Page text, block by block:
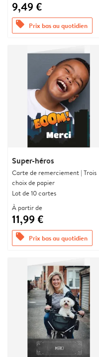
9,49 €
offers Prix bas au quotidien
Super-héros
Carte de remerciement | Trois
choix de papier
Lot de 10 cartes
À partir de
11,99 €
offers Prix bas au quotidien